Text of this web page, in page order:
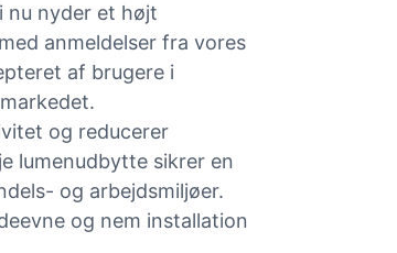
nu nyder et højt
anmeldelser fra vores
af brugere i
og reducerer
lumenudbytte sikrer en
og arbejdsmiljøer.
og nem installation